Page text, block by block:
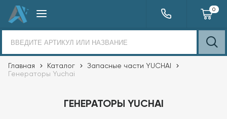
0
Главная Каталог
Запасные части YUCHAI
Генераторы Yuchai
ГЕНЕРАТОРЫ YUCHAI